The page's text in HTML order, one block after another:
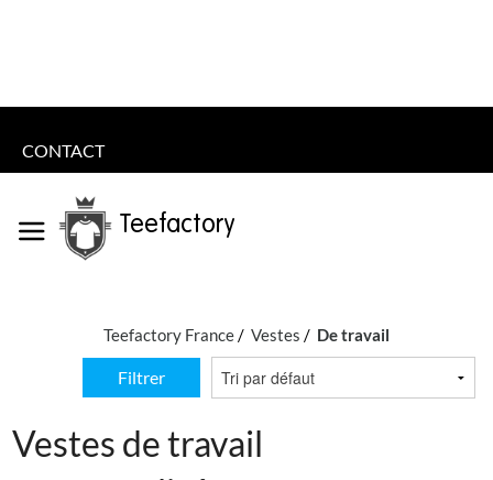
CONTACT
Teefactory
Teefactory France Vestes De travail
Filtrer
Vestes de travail